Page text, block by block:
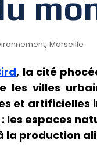
, Marseille
, la cité
les villes
et artificielles
espaces
la production